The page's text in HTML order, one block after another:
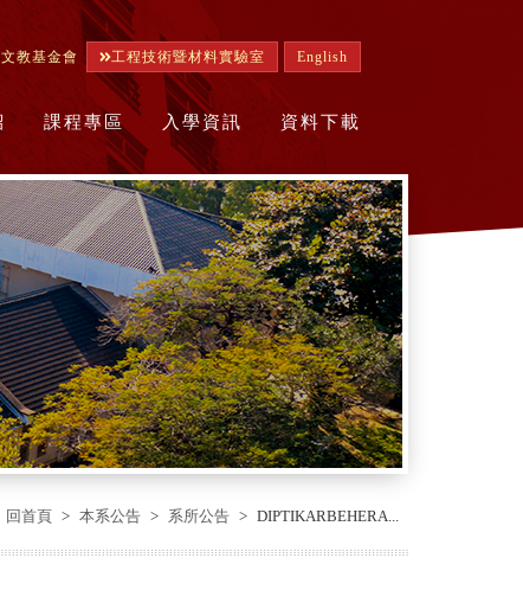
教基金會 工程技術暨材料實驗室 English
課程專區 入學資訊 資料下載
回首頁 本系公告 系所公告 DIPTIKARBEHERA...